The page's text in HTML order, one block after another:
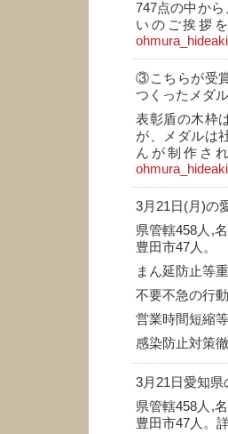
747点の中か
いのご挨拶
ohmura_hideaki
③こちらが受
つくったメダ
表彰盾の木枠
が、メダルは
んが制作さ
ohmura_hideaki
3月21日(月)の
県管轄458人,
豊田市47人。
まん延防止等
不要不急の行
営業時間短縮
感染防止対策
3月21日愛知県
県管轄458人,
豊田市47人。